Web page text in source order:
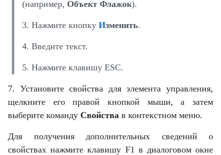
(например, Объект Флажок).
3. Нажмите кнопку Изменить.
4. Введите текст.
5. Нажмите клавишу ESC.
7. Установите свойства для элемента управления,
щелкните его правой кнопкой мыши, а затем
выберите команду Свойства в контекстном меню.
Для получения дополнительных сведений о
свойствах нажмите клавишу F1 в диалоговом окне